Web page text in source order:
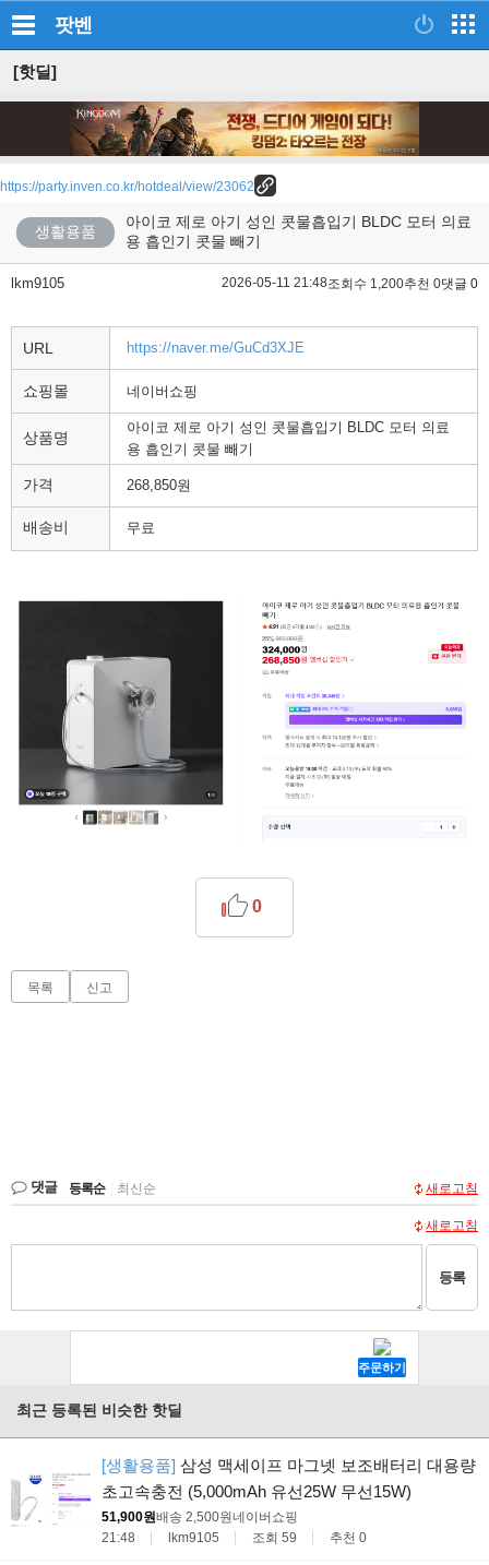
팟벤
[핫딜]
https://party.inven.co.kr/hotdeal/view/23062
생활용품
아이코 제로 아기 성인 콧물흡입기 BLDC 모터 의료
용 흡인기 콧물 빼기
lkm9105 2026-05-11 21:48조회수 1,200추천 0댓글 0
URL https://naver.me/GuCd3XJE
쇼핑몰 네이버쇼핑
상품명
아이코 제로 아기 성인 콧물흡입기 BLDC 모터 의료
용 흡인기 콧물 빼기
가격 268,850원
배송비 무료
0
목록 신고
댓글 등록순 최신순 새로고침
새로고침
등록
최근 등록된 비슷한 핫딜
[생활용품] 삼성 맥세이프 마그넷 보조배터리 대용량
초고속충전 (5,000mAh 유선25W 무선15W)
51,900원배송 2,500원네이버쇼핑
21:48
lkm9105 조회 59 추천 0